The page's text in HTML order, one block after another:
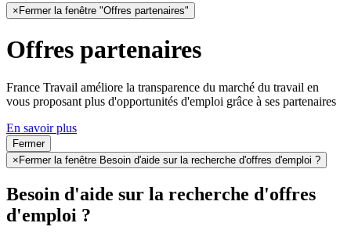
×Fermer la fenêtre "Offres partenaires"
Offres partenaires
France Travail améliore la transparence du marché du travail en
vous proposant plus d'opportunités d'emploi grâce à ses partenaires
En savoir plus
Fermer
× Fermer la fenêtre Besoin d'aide sur la recherche d'offres d'emploi ?
Besoin d'aide sur la recherche d'offres
d'emploi ?